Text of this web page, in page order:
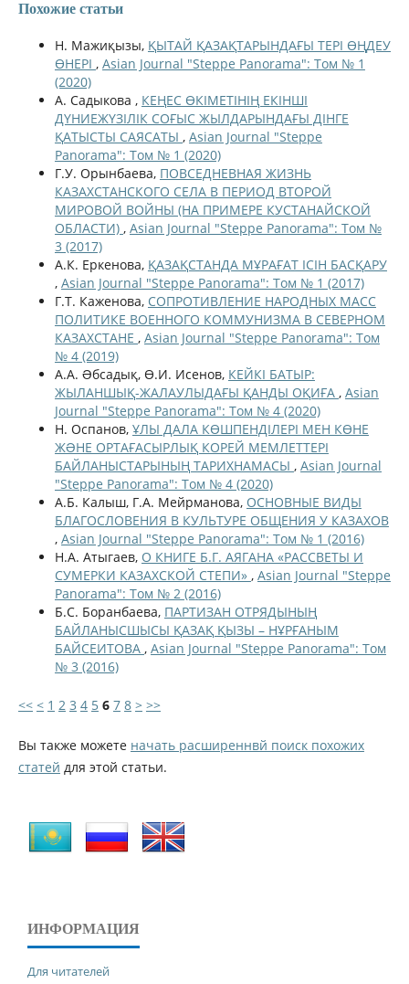
Похожие статьи
Н. Мажиқызы, ҚЫТАЙ ҚАЗАҚТАРЫНДАҒЫ ТЕРІ ӨҢДЕУ
ӨНЕРІ , Asian Journal "Steppe Panorama": Том № 1
(2020)
А. Садыкова , КЕҢЕС ӨКІМЕТІНІҢ ЕКІНШІ
ДҮНИЕЖҮЗІЛІК СОҒЫС ЖЫЛДАРЫНДАҒЫ ДІНГЕ
ҚАТЫСТЫ САЯСАТЫ , Asian Journal "Steppe
Panorama": Том № 1 (2020)
Г.У. Орынбаева, ПОВСЕДНЕВНАЯ ЖИЗНЬ
КАЗАХСТАНСКОГО СЕЛА В ПЕРИОД ВТОРОЙ
МИРОВОЙ ВОЙНЫ (НА ПРИМЕРЕ КУСТАНАЙСКОЙ
ОБЛАСТИ) , Asian Journal "Steppe Panorama": Том №
3 (2017)
А.К. Еркенова, ҚАЗАҚСТАНДА МҰРАҒАТ ІСІН БАСҚАРУ
, Asian Journal "Steppe Panorama": Том № 1 (2017)
Г.Т. Каженова, СОПРОТИВЛЕНИЕ НАРОДНЫХ МАСС
ПОЛИТИКЕ ВОЕННОГО КОММУНИЗМА В СЕВЕРНОМ
КАЗАХСТАНЕ , Asian Journal "Steppe Panorama": Том
№ 4 (2019)
А.А. Əбсадық, Ө.И. Исенов, КЕЙКІ БАТЫР:
ЖЫЛАНШЫҚ-ЖАЛАУЛЫДАҒЫ ҚАНДЫ ОҚИҒА , Asian
Journal "Steppe Panorama": Том № 4 (2020)
Н. Оспанов, ҰЛЫ ДАЛА КӨШПЕНДІЛЕРІ МЕН КӨНЕ
ЖƏНЕ ОРТАҒАСЫРЛЫҚ КОРЕЙ МЕМЛЕТТЕРІ
БАЙЛАНЫСТАРЫНЫҢ ТАРИХНАМАСЫ , Asian Journal
"Steppe Panorama": Том № 4 (2020)
А.Б. Калыш, Г.А. Мейрманова, ОСНОВНЫЕ ВИДЫ
БЛАГОСЛОВЕНИЯ В КУЛЬТУРЕ ОБЩЕНИЯ У КАЗАХОВ
, Asian Journal "Steppe Panorama": Том № 1 (2016)
Н.А. Атыгаев, О КНИГЕ Б.Г. АЯГАНА «РАССВЕТЫ И
СУМЕРКИ КАЗАХСКОЙ СТЕПИ» , Asian Journal "Steppe
Panorama": Том № 2 (2016)
Б.С. Боранбаева, ПАРТИЗАН ОТРЯДЫНЫҢ
БАЙЛАНЫСШЫСЫ ҚАЗАҚ ҚЫЗЫ – НҰРҒАНЫМ
БАЙСЕИТОВА , Asian Journal "Steppe Panorama": Том
№ 3 (2016)
<< < 1 2 3 4 5 6 7 8 > >>
Вы также можете начать расширеннвй поиск похожих
статей для этой статьи.
ИНФОРМАЦИЯ
Для читателей